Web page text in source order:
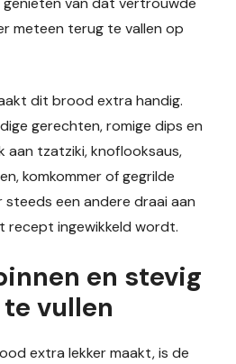
meteen terug te vallen op
dit brood extra handig.
gerechten, romige dips en
aan tzatziki, knoflooksaus,
komkommer of gegrilde
steeds een andere draai aan
recept ingewikkeld wordt.
en stevig
vullen
extra lekker maakt, is de